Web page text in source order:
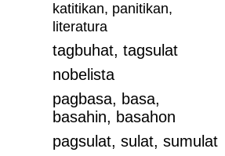
katitikan, panitikan,
literatura
tagbuhat, tagsulat
nobelista
pagbasa, basa,
basahin, basahon
pagsulat, sulat, sumulat